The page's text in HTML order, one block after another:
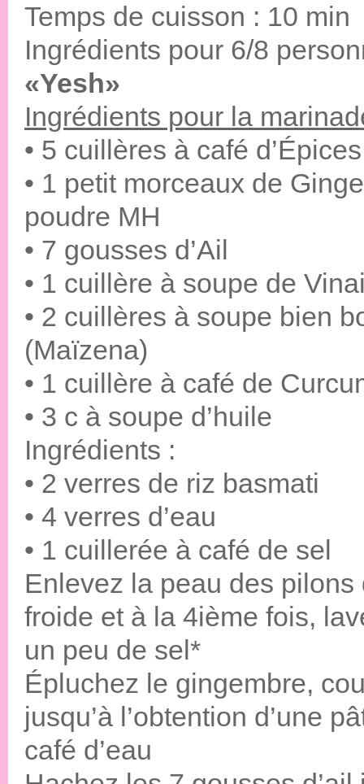
Temps de cuisson : 10 min
Ingrédients pour 6/8
«Yesh»
Ingrédients pour la
• 5 cuillères à café
• 1 petit morceaux de
poudre MH
• 7 gousses d’Ail
• 1 cuillère à soupe de
• 2 cuillères à soupe bien
(Maïzena)
• 1 cuillère à café de
• 3 c à soupe d’huile
Ingrédients :
• 2 verres de riz basmati
• 4 verres d’eau
• 1 cuillerée à café de sel
Enlevez la peau des pilons
froide et à la 4ième fois,
un peu de sel*
Épluchez le gingembre,
jusqu’à l’obtention d’une
café d’eau